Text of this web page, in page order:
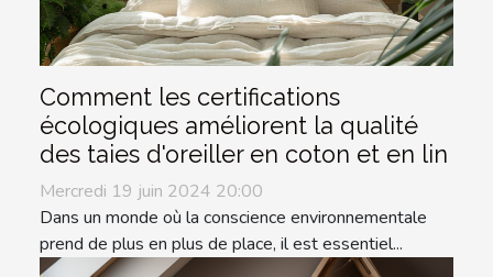
Comment les certifications
écologiques améliorent la qualité
des taies d'oreiller en coton et en lin
Mercredi 19 juin 2024 20:00
Dans un monde où la conscience environnementale
prend de plus en plus de place, il est essentiel...